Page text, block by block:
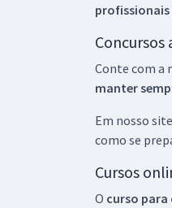
profissionais
Conte com a
manter
Em nosso
como se
Cursos
O curso para